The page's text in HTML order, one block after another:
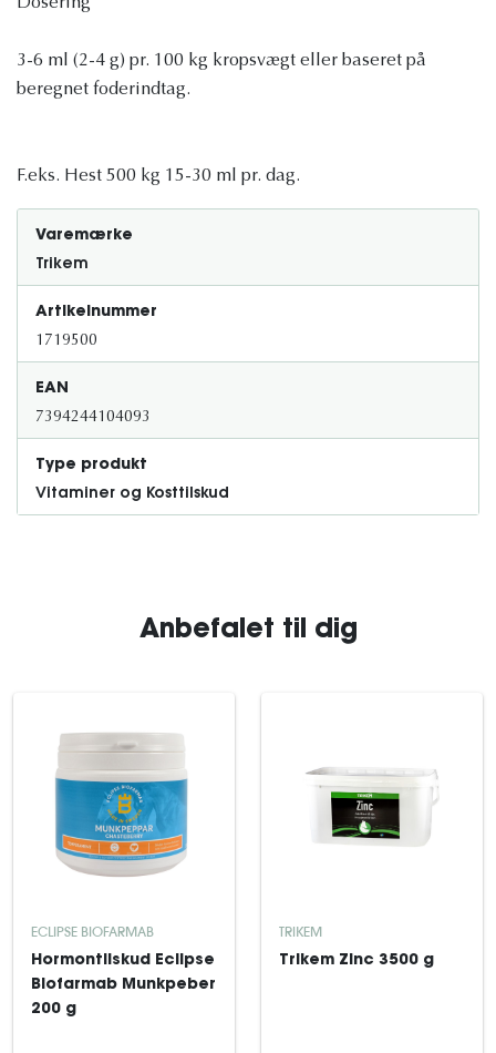
3-6 ml (2-4 g) pr. 100 kg kropsvægt eller baseret på
beregnet foderindtag.
F.eks. Hest 500 kg 15-30 ml pr. dag.
Varemærke
Trikem
Artikelnummer
1719500
EAN
7394244104093
Type produkt
Vitaminer og Kosttilskud
Anbefalet til dig
ECLIPSE BIOFARMAB
Hormontilskud Eclipse
Biofarmab Munkpeber
200 g
TRIKEM
Trikem Zinc 3500 g